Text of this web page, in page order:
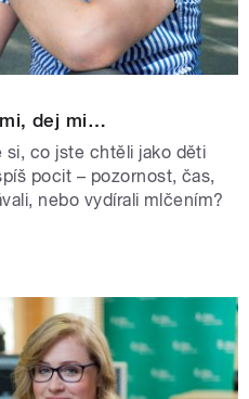
dej mi…
co jste chtěli jako děti
pocit – pozornost, čas,
nebo vydírali mlčením?